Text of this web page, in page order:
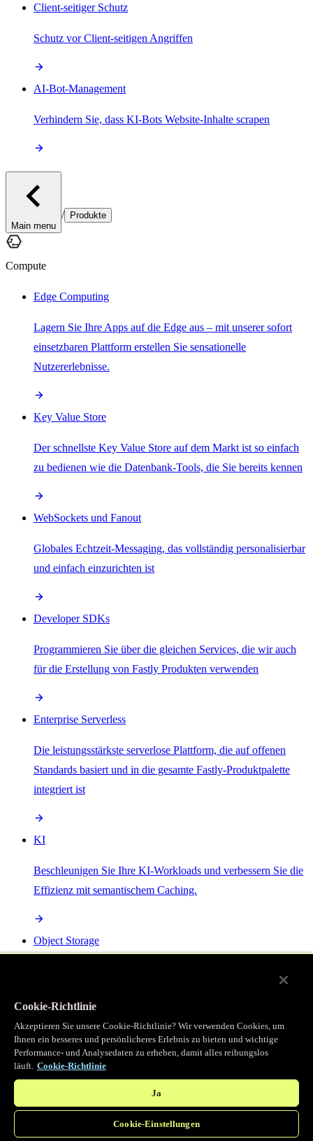
Client-seitiger Schutz
Schutz vor Client-seitigen Angriffen
AI-Bot-Management
Verhindern Sie, dass KI-Bots Website-Inhalte scrapen
Main menu
/ Produkte
Compute
Edge Computing
Lagern Sie Ihre Apps auf die Edge aus – mit unserer sofort
einsetzbaren Plattform erstellen Sie sensationelle
Nutzererlebnisse.
Key Value Store
Der schnellste Key Value Store auf dem Markt ist so einfach
zu bedienen wie die Datenbank-Tools, die Sie bereits kennen
WebSockets und Fanout
Globales Echtzeit-Messaging, das vollständig personalisierbar
und einfach einzurichten ist
Developer SDKs
Programmieren Sie über die gleichen Services, die wir auch
für die Erstellung von Fastly Produkten verwenden
Enterprise Serverless
Die leistungsstärkste serverlose Plattform, die auf offenen
Standards basiert und in die gesamte Fastly-Produktpalette
integriert ist
KI
Beschleunigen Sie Ihre KI-Workloads und verbessern Sie die
Effizienz mit semantischem Caching.
Object Storage
Programmierbarer Cache
Erhalten Sie vollständigen programmatischen Zugriff auf das
legendäre Caching, das unser CDN antreibt.
Cookie-Richtlinie
Akzeptieren Sie unsere Cookie-Richtlinie? Wir verwenden Cookies, um
Ihnen ein besseres und persönlicheres Erlebnis zu bieten und wichtige
Performance- und Analysedaten zu erheben, damit alles reibungslos
läuft. Cookie-Richtlinie
Ja
Cookie-Einstellungen